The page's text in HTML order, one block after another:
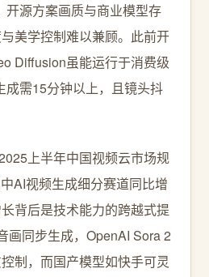
开源方案画质与商业模型存
美学控制难以兼顾。此前开
Diffusion虽能运行于消费级
成需15分钟以上，且镜头抖
上半年中国视频云市场规
AI视频生成细分赛道同比增
背后是技术能力的跨越式提
画同步生成，OpenAI Sora 2
制，而国产模型如快手可灵